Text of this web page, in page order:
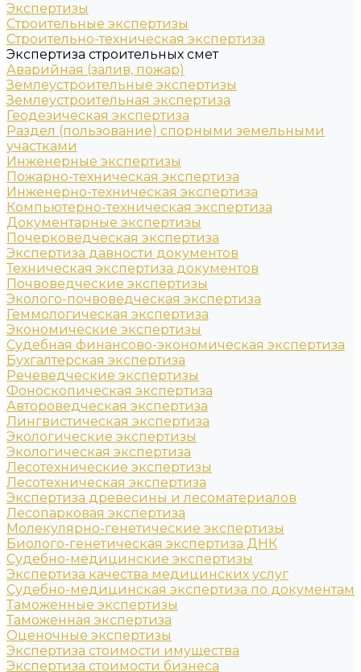
Экспертизы
Строительные экспертизы
Строительно-техническая экспертиза
Экспертиза строительных смет
Аварийная (залив, пожар)
Землеустроительные экспертизы
Землеустроительная экспертиза
Геодезическая экспертиза
Раздел (пользование) спорными земельными
участками
Инженерные экспертизы
Пожарно-техническая экспертиза
Инженерно-техническая экспертиза
Компьютерно-техническая экспертиза
Документарные экспертизы
Почерковедческая экспертиза
Экспертиза давности документов
Техническая экспертиза документов
Почвоведческие экспертизы
Эколого-почвоведческая экспертиза
Геммологическая экспертиза
Экономические экспертизы
Судебная финансово-экономическая экспертиза
Бухгалтерская экспертиза
Речеведческие экспертизы
Фоноскопическая экспертиза
Автороведческая экспертиза
Лингвистическая экспертиза
Экологические экспертизы
Экологическая экспертиза
Лесотехнические экспертизы
Лесотехническая экспертиза
Экспертиза древесины и лесоматериалов
Лесопарковая экспертиза
Молекулярно-генетические экспертизы
Биолого-генетическая экспертиза ДНК
Судебно-медицинские экспертизы
Экспертиза качества медицинских услуг
Судебно-медицинская экспертиза по документам
Таможенные экспертизы
Таможенная экспертиза
Оценочные экспертизы
Экспертиза стоимости имущества
Экспертиза стоимости бизнеса